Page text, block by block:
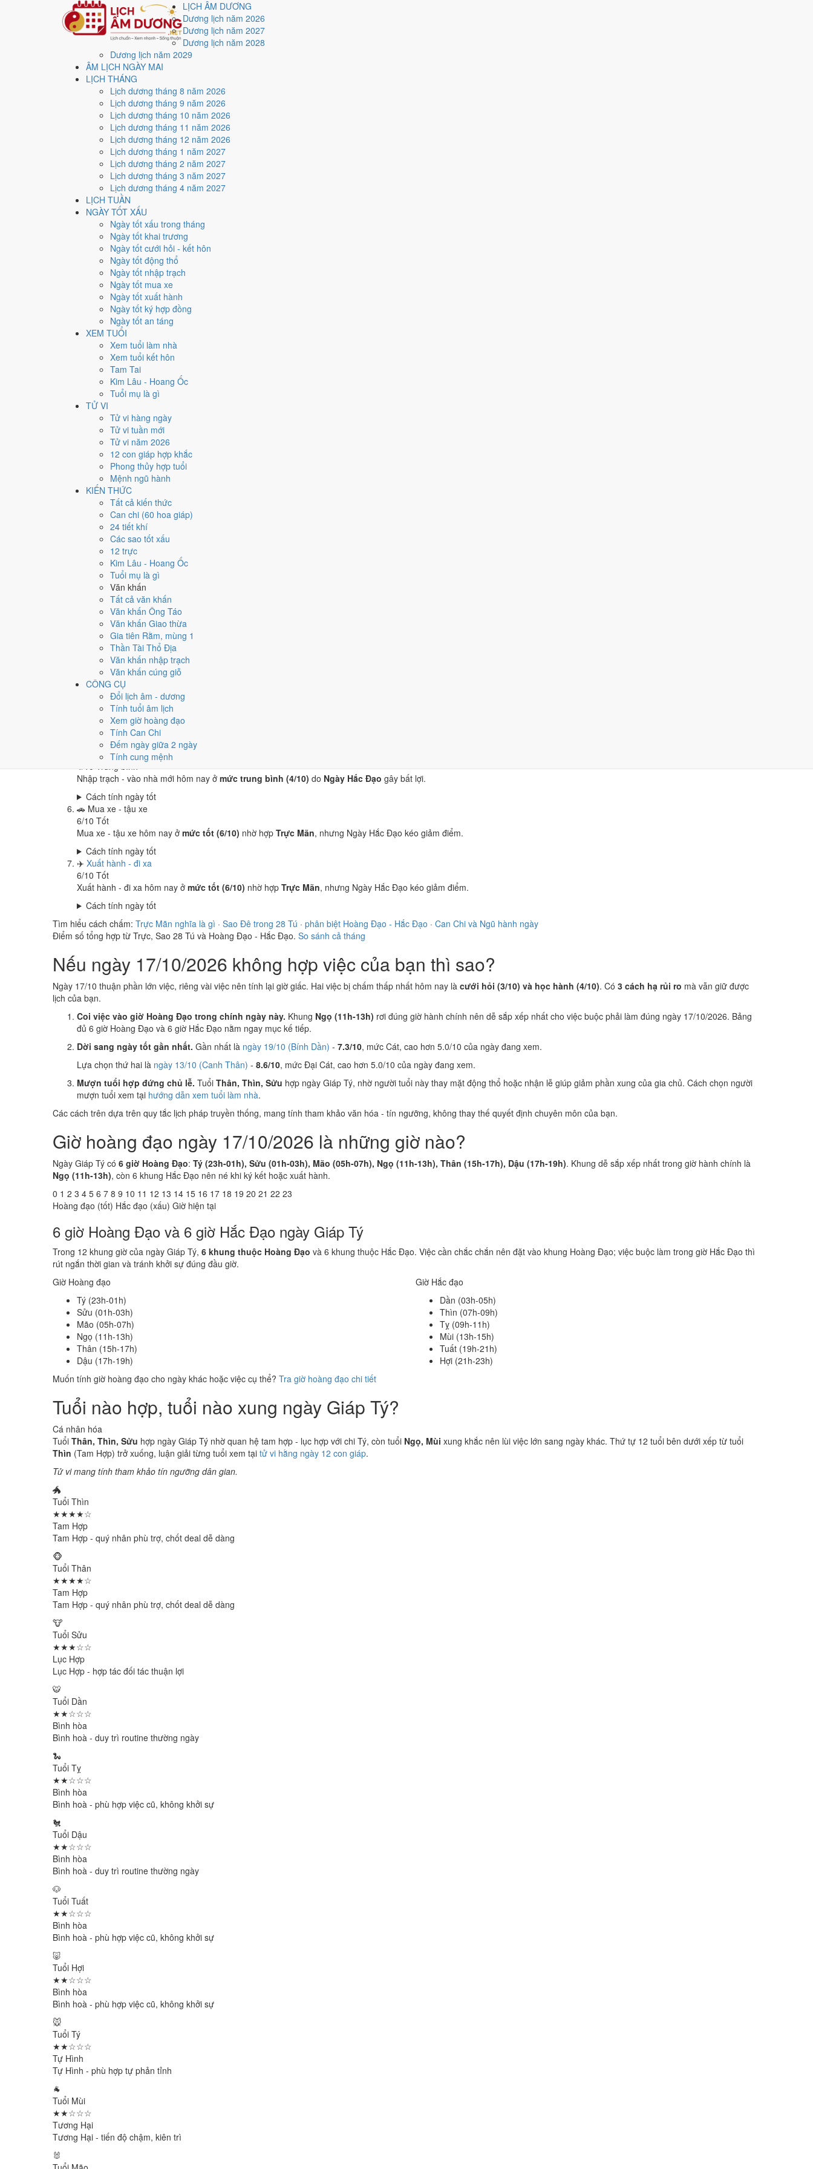
LỊCH ÂM DƯƠNG
Dương lịch năm 2026
Dương lịch năm 2027
Dương lịch năm 2028
Dương lịch năm 2029
ÂM LỊCH NGÀY MAI
LỊCH THÁNG
Lịch dương tháng 8 năm 2026
Lịch dương tháng 9 năm 2026
Lịch dương tháng 10 năm 2026
Lịch dương tháng 11 năm 2026
Lịch dương tháng 12 năm 2026
Lịch dương tháng 1 năm 2027
Lịch dương tháng 2 năm 2027
Lịch dương tháng 3 năm 2027
Lịch dương tháng 4 năm 2027
LỊCH TUẦN
NGÀY TỐT XẤU
Ngày tốt xấu trong tháng
Ngày tốt khai trương
Ngày tốt cưới hỏi - kết hôn
Ngày tốt động thổ
Ngày tốt nhập trạch
Ngày tốt mua xe
Ngày tốt xuất hành
Ngày tốt ký hợp đồng
Ngày tốt an táng
XEM TUỔI
Xem tuổi làm nhà
Xem tuổi kết hôn
Tam Tai
Kim Lâu - Hoang Ốc
Tuổi mụ là gì
TỬ VI
Tử vi hàng ngày
Tử vi tuần mới
Tử vi năm 2026
12 con giáp hợp khắc
Phong thủy hợp tuổi
Mệnh ngũ hành
KIẾN THỨC
Tất cả kiến thức
Can chi (60 hoa giáp)
24 tiết khí
Các sao tốt xấu
12 trực
Kim Lâu - Hoang Ốc
Tuổi mụ là gì
Văn khấn
Tất cả văn khấn
Văn khấn Ông Táo
Văn khấn Giao thừa
Gia tiên Rằm, mùng 1
Thần Tài Thổ Địa
Văn khấn nhập trạch
Văn khấn cúng giỗ
CÔNG CỤ
Đổi lịch âm - dương
Tính tuổi âm lịch
Xem giờ hoàng đạo
Tính Can Chi
Đếm ngày giữa 2 ngày
Tính cung mệnh
Trang chủ
Lịch năm 2026
Tháng 10/2026
Ngày 17/10/2026 (Giáp Tý)
Xem ngày17/10/2026
Ngày 17/10/2026 dương lịch (Thứ Bảy) là ngày 8/9/2026 âm lịch
điểm trung bình5.0/10cho các việc quan trọng. Giờ Hoàng Đạo trong ngày:
Ngày Dương
Thứ Bảy
Tháng 10 năm 2026
Tháng 9 âm năm 2026
Giáp Tý
Ngày Giáp Tý có Trực
với công việc thường ngày.
Thân, Thìn, Sửuhợp ngày; tuổi
Ngày 17/10/2026 chỉ đạt5.0/10 cho việc trọng đại. Có
Ngày 17/10/2026 tốt hay xấu cho việc gì?
Ngày 17/10/2026 đạt 5.0/10trung bình cho 7 việc chính: cao nhất là
phát sinh thừa) và gặp Sao Thiên Lao hắc đạo nên điểm từng việc chênh nhau như bảng dưới.
Cưới hỏi - đính hôn
Xấu
Cưới hỏi - đính hôn hôm nay ở
Cách tính ngày tốt
Khai trương - mở cửa hàng
Tốt
Khai trương - mở cửa hàng hôm nay ở
Cách tính ngày tốt
Ký hợp đồng - giao ước
Trung bình
Ký hợp đồng - giao ước hôm nay ở
Cách tính ngày tốt
Động thổ - khởi công
Tốt
Động thổ - khởi công hôm nay ở
Cách tính ngày tốt
Nhập trạch - vào nhà mới
4/10Trung bình
Nhập trạch - vào nhà mới hôm nay ở mức trung bình (4/10) do Ngày Hắc Đạo gây bất lợi.
Cách tính ngày tốt
🚗 Mua xe - tậu xe
6/10 Tốt
Mua xe - tậu xe hôm nay ở mức tốt (6/10) nhờ hợp Trực Mãn, nhưng Ngày Hắc Đạo kéo giảm điểm.
Cách tính ngày tốt
✈️ Xuất hành - đi xa
6/10 Tốt
Xuất hành - đi xa hôm nay ở mức tốt (6/10) nhờ hợp Trực Mãn, nhưng Ngày Hắc Đạo kéo giảm điểm.
Cách tính ngày tốt
Tìm hiểu cách chấm: Trực Mãn nghĩa là gì · Sao Đê trong 28 Tú · phân biệt Hoàng Đạo - Hắc Đạo · Can Chi và Ngũ hành ngày
Điểm số tổng hợp từ Trực, Sao 28 Tú và Hoàng Đạo - Hắc Đạo. So sánh cả tháng
Nếu ngày 17/10/2026 không hợp việc của bạn thì sao?
Ngày 17/10 thuận phần lớn việc, riêng vài việc nên tính lại giờ giấc. Hai việc bị chấm thấp nhất hôm nay là cưới hỏi (3/10) và học hành (4/10). Có 3 cách hạ rủi ro mà vẫn giữ được
lịch của bạn.
Coi việc vào giờ Hoàng Đạo trong chính ngày này. Khung Ngọ (11h-13h) rơi đúng giờ hành chính nên dễ sắp xếp nhất cho việc buộc phải làm đúng ngày 17/10/2026. Bảng
đủ 6 giờ Hoàng Đạo và 6 giờ Hắc Đạo nằm ngay mục kế tiếp.
Dời sang ngày tốt gần nhất. Gần nhất là ngày 19/10 (Bính Dần) - 7.3/10, mức Cát, cao hơn 5.0/10 của ngày đang xem.
Lựa chọn thứ hai là ngày 13/10 (Canh Thân) - 8.6/10, mức Đại Cát, cao hơn 5.0/10 của ngày đang xem.
Mượn tuổi hợp đứng chủ lễ. Tuổi Thân, Thìn, Sửu hợp ngày Giáp Tý, nhờ người tuổi này thay mặt động thổ hoặc nhận lễ giúp giảm phần xung của gia chủ. Cách chọn người
mượn tuổi xem tại hướng dẫn xem tuổi làm nhà.
Các cách trên dựa trên quy tắc lịch pháp truyền thống, mang tính tham khảo văn hóa - tín ngưỡng, không thay thế quyết định chuyên môn của bạn.
Giờ hoàng đạo ngày 17/10/2026 là những giờ nào?
Ngày Giáp Tý có 6 giờ Hoàng Đạo: Tý (23h-01h), Sửu (01h-03h), Mão (05h-07h), Ngọ (11h-13h), Thân (15h-17h), Dậu (17h-19h). Khung dễ sắp xếp nhất trong giờ hành chính là
Ngọ (11h-13h), còn 6 khung Hắc Đạo nên né khi ký kết hoặc xuất hành.
0 1 2 3 4 5 6 7 8 9 10 11 12 13 14 15 16 17 18 19 20 21 22 23
Hoàng đạo (tốt) Hắc đạo (xấu) Giờ hiện tại
6 giờ Hoàng Đạo và 6 giờ Hắc Đạo ngày Giáp Tý
Trong 12 khung giờ của ngày Giáp Tý, 6 khung thuộc Hoàng Đạo và 6 khung thuộc Hắc Đạo. Việc cần chắc chắn nên đặt vào khung Hoàng Đạo; việc buộc làm trong giờ Hắc Đạo thì
rút ngắn thời gian và tránh khởi sự đúng đầu giờ.
Giờ Hoàng đạo
Tý (23h-01h)
Sửu (01h-03h)
Mão (05h-07h)
Ngọ (11h-13h)
Thân (15h-17h)
Dậu (17h-19h)
Giờ Hắc đạo
Dần (03h-05h)
Thìn (07h-09h)
Tỵ (09h-11h)
Mùi (13h-15h)
Tuất (19h-21h)
Hợi (21h-23h)
Muốn tính giờ hoàng đạo cho ngày khác hoặc việc cụ thể? Tra giờ hoàng đạo chi tiết
Tuổi nào hợp, tuổi nào xung ngày Giáp Tý?
Cá nhân hóa
Tuổi Thân, Thìn, Sửu hợp ngày Giáp Tý nhờ quan hệ tam hợp - lục hợp với chi Tý, còn tuổi Ngọ, Mùi xung khắc nên lùi việc lớn sang ngày khác. Thứ tự 12 tuổi bên dưới xếp từ tuổi
Thìn (Tam Hợp) trở xuống, luận giải từng tuổi xem tại tử vi hằng ngày 12 con giáp.
Tử vi mang tính tham khảo tín ngưỡng dân gian.
🐲
Tuổi Thìn
★★★★☆
Tam Hợp
Tam Hợp - quý nhân phù trợ, chốt deal dễ dàng
🐵
Tuổi Thân
★★★★☆
Tam Hợp
Tam Hợp - quý nhân phù trợ, chốt deal dễ dàng
🐮
Tuổi Sửu
★★★☆☆
Lục Hợp
Lục Hợp - hợp tác đối tác thuận lợi
🐯
Tuổi Dần
★★☆☆☆
Bình hòa
Bình hoà - duy trì routine thường ngày
🐍
Tuổi Tỵ
★★☆☆☆
Bình hòa
Bình hoà - phù hợp việc cũ, không khởi sự
🐔
Tuổi Dậu
★★☆☆☆
Bình hòa
Bình hoà - duy trì routine thường ngày
🐶
Tuổi Tuất
★★☆☆☆
Bình hòa
Bình hoà - phù hợp việc cũ, không khởi sự
🐷
Tuổi Hợi
★★☆☆☆
Bình hòa
Bình hoà - phù hợp việc cũ, không khởi sự
🐭
Tuổi Tý
★★☆☆☆
Tự Hình
Tự Hình - phù hợp tự phản tỉnh
🐐
Tuổi Mùi
★★☆☆☆
Tương Hại
Tương Hại - tiến độ chậm, kiên trì
🐰